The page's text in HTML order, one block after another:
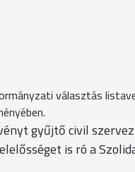
választás
gyűjtő civil
is ró a